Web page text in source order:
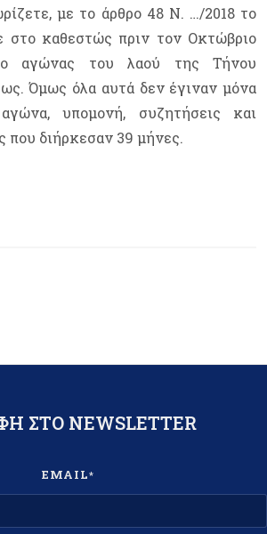
με το άρθρο 48 Ν. …/2018 το
στο καθεστώς πριν τον Οκτώβριο
αγώνας του λαού της Τήνου
Όμως όλα αυτά δεν έγιναν μόνα
υπομονή, συζητήσεις και
που διήρκεσαν 39 μήνες.
ΣΤΟ NEWSLETTER
EMAIL*